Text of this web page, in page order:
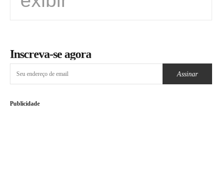
Inscreva-se agora
Assinar
Publicidade